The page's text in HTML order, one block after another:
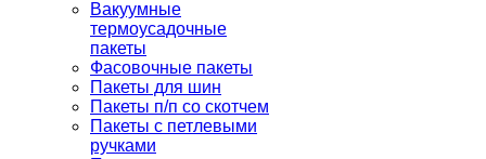
Вакуумные
термоусадочные
пакеты
Фасовочные пакеты
Пакеты для шин
Пакеты п/п со скотчем
Пакеты с петлевыми
ручками